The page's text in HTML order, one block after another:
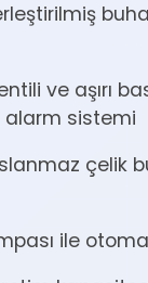
ve aşırı
alarm sistemi
çelik
ile